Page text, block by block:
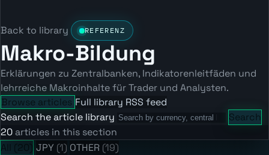
Back to library REFERENZ
Makro-Bildung
Erklärungen zu Zentralbanken, Indikatorenleitfäden und
lehrreiche Makroinhalte für Trader und Analysten.
Browse articles Full library RSS feed
Search the article library
Search
20 articles in this section
All
(20) JPY (1) OTHER (19)